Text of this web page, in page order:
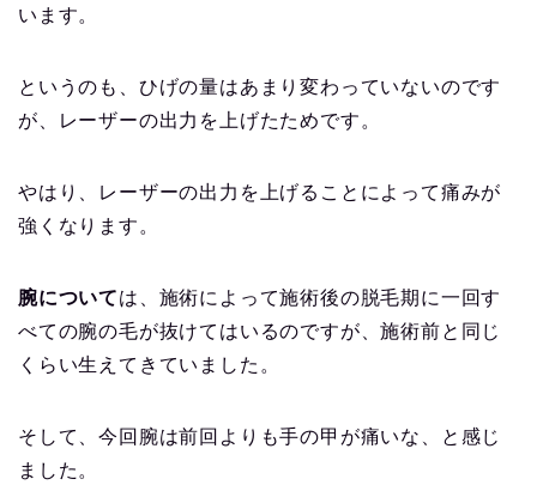
います。
というのも、ひげの量はあまり変わっていないのです
が、レーザーの出力を上げたためです。
やはり、レーザーの出力を上げることによって痛みが
強くなります。
腕については、施術によって施術後の脱毛期に一回す
べての腕の毛が抜けてはいるのですが、施術前と同じ
くらい生えてきていました。
そして、今回腕は前回よりも手の甲が痛いな、と感じ
ました。